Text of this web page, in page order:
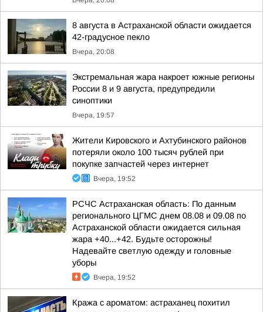
8 августа в Астраханской области ожидается
42-градусное пекло
Вчера, 20:08
Экстремальная жара накроет южные регионы
России 8 и 9 августа, предупредили
синоптики
Вчера, 19:57
Жители Кировского и Ахтубинского районов
потеряли около 100 тысяч рублей при
покупке запчастей через интернет
Вчера, 19:52
РСЧС Астраханская область: По данным
регионального ЦГМС днем 08.08 и 09.08 по
Астраханской области ожидается сильная
жара +40...+42. Будьте осторожны!
Надевайте светлую одежду и головные
уборы
Вчера, 19:52
Кража с ароматом: астраханец похитил